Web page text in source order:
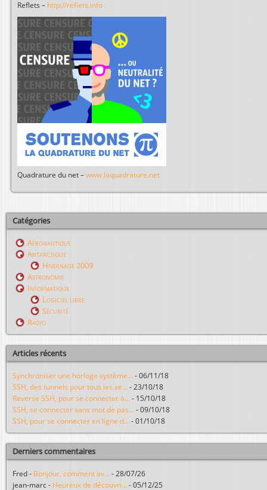
Reflets – http://reflets.info
Quadrature du net – www.laquadrature.net
Catégories
Aéronautique
Antarctique
Hivernage 2009
Astronomie
Informatique
Logiciel libre
Sécurité
Radio
Articles récents
Synchroniser une horloge système... - 06/11/18
SSH, des tunnels pour tous les se... - 23/10/18
Reverse SSH, pour se connecter à... - 15/10/18
SSH, se connecter sans mot de pas... - 09/10/18
SSH, pour se connecter en ligne d... - 01/10/18
Derniers commentaires
Fred - Bonjour, comment av... - 28/07/26
jean-marc - Heureux de découvri... - 05/12/25